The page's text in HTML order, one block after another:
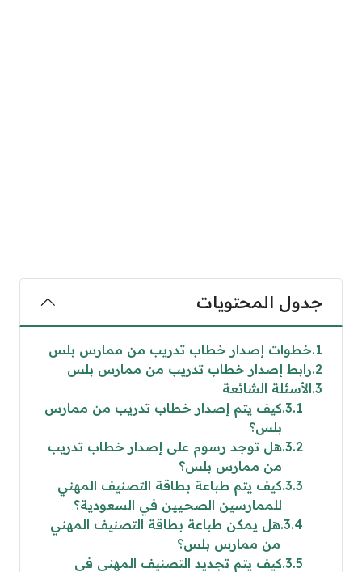
جدول المحتويات
1 خطوات إصدار خطاب تدريب من ممارس بلس
2 رابط إصدار خطاب تدريب من ممارس بلس
3 الأسئلة الشائعة
3.1 كيف يتم إصدار خطاب تدريب من ممارس
بلس؟
3.2 هل توجد رسوم على إصدار خطاب تدريب
من ممارس بلس؟
3.3 كيف يتم طباعة بطاقة التصنيف المهني
للممارسين الصحيين في السعودية؟
3.4 هل يمكن طباعة بطاقة التصنيف المهني
من ممارس بلس؟
3.5 كيف يتم تجديد التصنيف المهني في